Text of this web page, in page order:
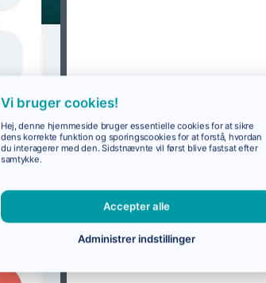
Vi bruger cookies!
Hej, denne hjemmeside bruger essentielle cookies for at sikre
dens korrekte funktion og sporingscookies for at forstå, hvordan
du interagerer med den. Sidstnævnte vil først blive fastsat efter
samtykke.
Accepter alle
Administrer indstillinger